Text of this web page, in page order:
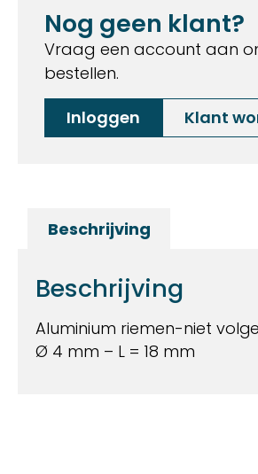
Nog geen klant?
Vraag een account aan
bestellen.
Inloggen
Klant
Beschrijving
Beschrijving
Aluminium riemen-niet
Ø 4 mm – L = 18 mm